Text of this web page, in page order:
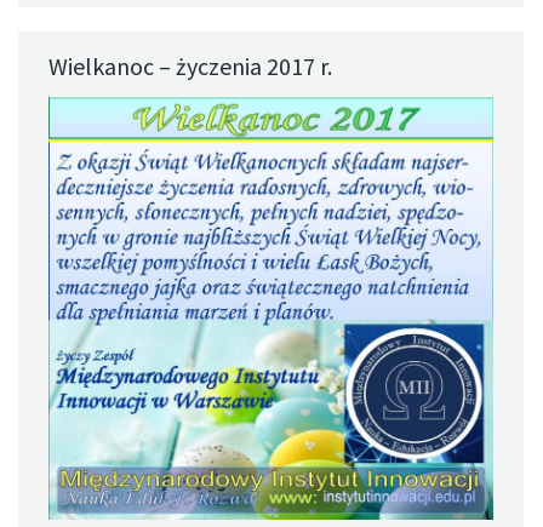
Wielkanoc – życzenia 2017 r.